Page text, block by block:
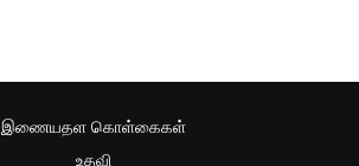
இணையதள கொள்கைகள்
உதவி